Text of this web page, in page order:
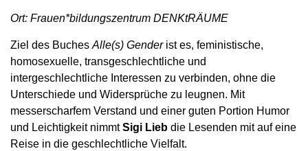
Ort: Frauen*bildungszentrum DENKtRÄUME
Ziel des Buches Alle(s) Genderist es, feministische,
homosexuelle, transgeschlechtliche und
intergeschlechtliche Interessen zu verbinden, ohne die
Unterschiede und Widersprüche zu leugnen. Mit
messerscharfem Verstand und einer guten Portion Humor
und Leichtigkeit nimmtSigi Lieb die Lesenden mit auf eine
Reise in die geschlechtliche Vielfalt.